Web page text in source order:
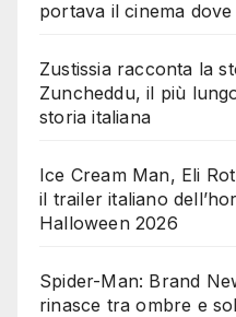
portava il cinema dove
Zustissia racconta la
Zuncheddu, il più
storia italiana
Ice Cream Man, Eli
il trailer italiano
Halloween 2026
Spider-Man: Brand
rinasce tra ombre e